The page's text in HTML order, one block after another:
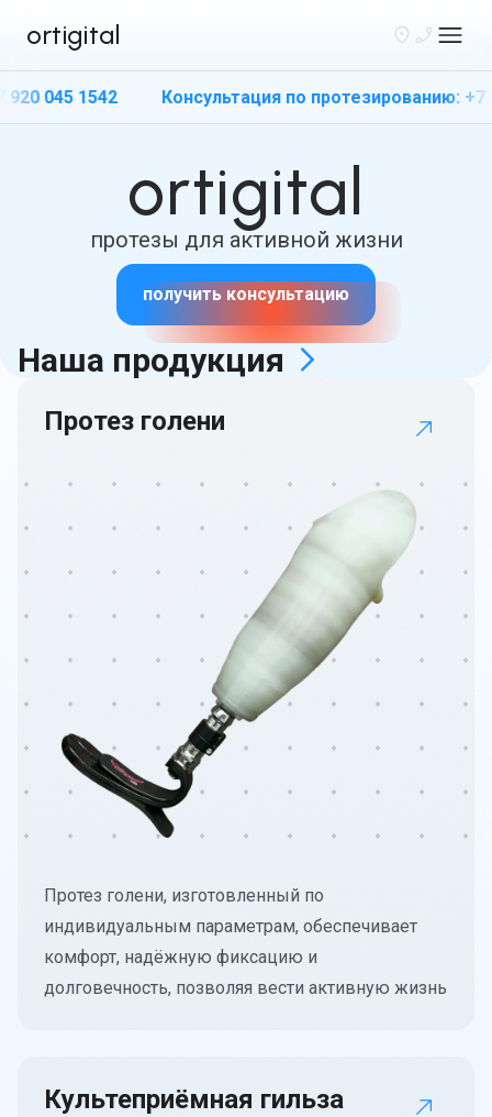
ortigital
Санкт-Петербург
+7 920 045 1542
Вакансии
Связаться
Получить протез бесплатно
Политика конфиденциальности
Часто задаваемые вопросы
Блог
Консультация по протезированию: +7 920
1542
ortigital
протезы для активной жизни
получить консультацию
Наша продукция
Протез голени
Протез голени, изготовленный по
индивидуальным параметрам, обеспечивает
комфорт, надёжную фиксацию и
долговечность, позволяя вести активную жизнь
Культеприёмная гильза